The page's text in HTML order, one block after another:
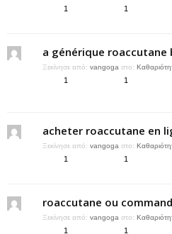
1 1
a générique roaccutane
Ξεκίνησε από: vangoga στο:
1 1
acheter roaccutane en
Ξεκίνησε από: vangoga στο:
1 1
roaccutane ou
Ξεκίνησε από: vangoga στο:
1 1